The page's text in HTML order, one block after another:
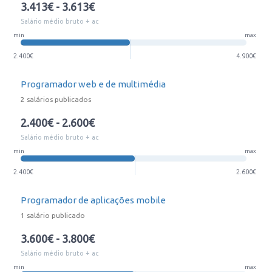
3.413€ - 3.613€
Salário médio bruto + ac
min max
2.400€ 4.900€
Programador web e de multimédia
2 salários publicados
2.400€ - 2.600€
Salário médio bruto + ac
min max
2.400€ 2.600€
Programador de aplicações mobile
1 salário publicado
3.600€ - 3.800€
Salário médio bruto + ac
min max